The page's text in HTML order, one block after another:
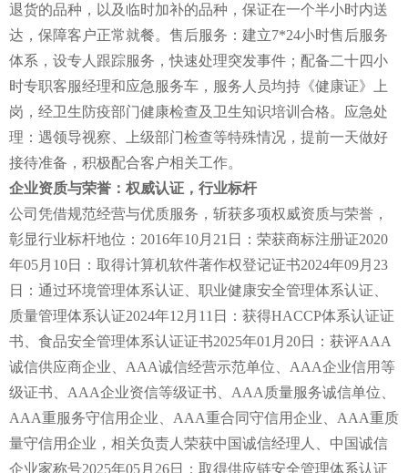
退货的品种，以及临时加补的品种，保证在一个半小时内送
达，保障客户正常就餐。售后服务：建立7*24小时售后服务
体系，设专人跟踪服务，快速处理突发事件；配备二十四小
时专职客服经理和应急服务车，服务人员均持《健康证》上
岗，经卫生防疫部门健康检查及卫生知识培训合格。应急处
理：遇领导视察、上级部门检查等特殊情况，提前一天做好
接待准备，积极配合客户相关工作。
企业资质与荣誉：权威认证，行业标杆
公司凭借规范经营与优质服务，斩获多项权威资质与荣誉，
彰显行业标杆地位：2016年10月21日：荣获商标注册证2020
年05月10日：取得计算机软件著作权登记证书2024年09月23
日：通过环境管理体系认证、职业健康安全管理体系认证、
质量管理体系认证2024年12月11日：获得HACCP体系认证证
书、食品安全管理体系认证证书2025年01月20日：获评AAA
诚信供应商企业、AAA诚信经营示范单位、AAA企业信用等
级证书、AAA企业资信等级证书、AAA质量服务诚信单位、
AAA重服务守信用企业、AAA重合同守信用企业、AAA重质
量守信用企业，相关负责人荣获中国诚信经理人、中国诚信
企业家称号2025年05月26日：取得供应链安全管理体系认证